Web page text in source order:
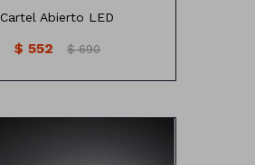
Cartel Abierto LED
$ 552 $ 690